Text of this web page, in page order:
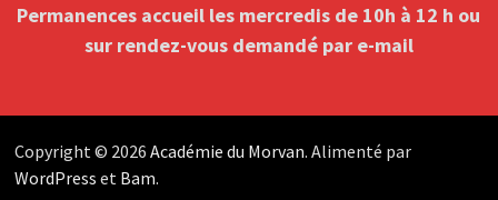
Permanences accueil les mercredis de 10h à 12 h ou
sur rendez-vous demandé par e-mail
Copyright © 2026 Académie du Morvan. Alimenté par
WordPress et Bam.